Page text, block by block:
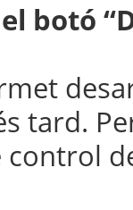
botó
tard.